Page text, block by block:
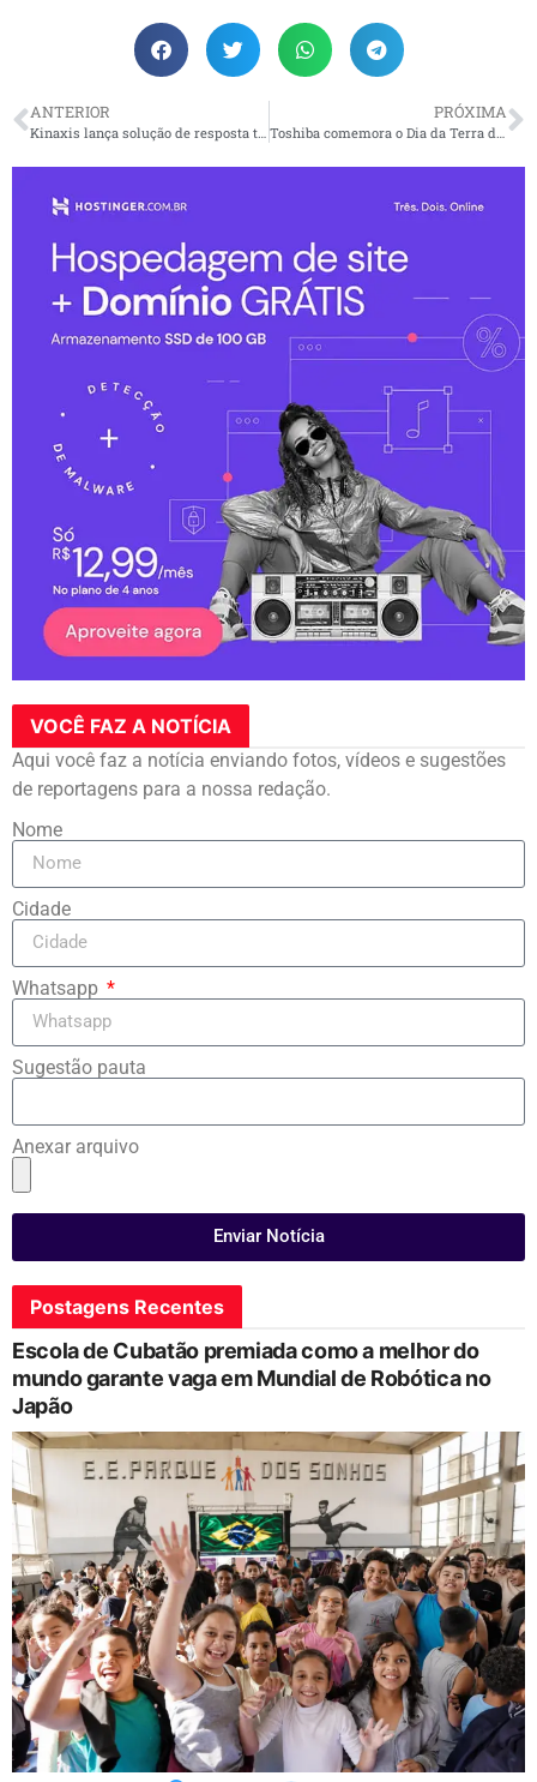
ANTERIOR PRÓXIMA
VOCÊ FAZ A NOTÍCIA
Aqui você faz a notícia enviando fotos, vídeos e sugestões
de reportagens para a nossa redação.
Nome
Cidade
Whatsapp
Sugestão pauta
Anexar arquivo
Enviar Notícia
Postagens Recentes
Escola de Cubatão premiada como a melhor do
mundo garante vaga em Mundial de Robótica no
Japão